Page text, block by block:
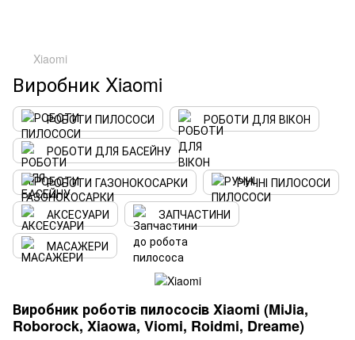
Xiaomi
Виробник Xiaomi
РОБОТИ ПИЛОСОСИ
РОБОТИ ДЛЯ ВІКОН
РОБОТИ ДЛЯ БАСЕЙНУ
РОБОТИ ГАЗОНОКОСАРКИ
РУЧНІ ПИЛОСОСИ
АКСЕСУАРИ
ЗАПЧАСТИНИ
МАСАЖЕРИ
Виробник роботів пилососів Xiaomi (MiJia,
Roborock, Xiaowa, Viomi, Roidmi, Dreame)